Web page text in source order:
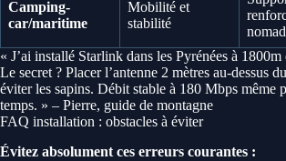
Camping-
car/maritime
Mobilité et
stabilité
« J’ai installé Starlink dans les Pyrénées à 1800m
Le secret ? Placer l’antenne 2 mètres au-dessus
éviter les sapins. Débit stable à 180 Mbps même
temps. » – Pierre, guide de montagne
FAQ installation : obstacles à éviter
Évitez absolument ces erreurs courantes :